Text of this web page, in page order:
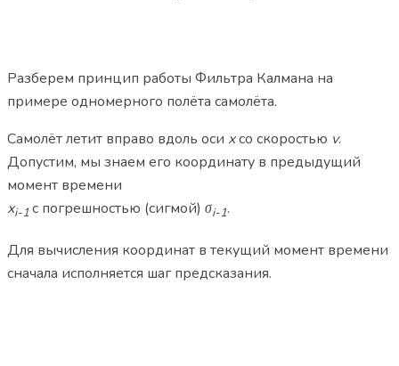
Разберем принцип работы Фильтра Калмана на
примере одномерного полёта самолёта.
Самолёт летит вправо вдоль оси xсо скоростью v.
Допустим, мы знаем его координату в предыдущий
момент времени
xi-1 c погрешностью (сигмой) σi-1.
Для вычисления координат в текущий момент времени
сначала исполняется шаг предсказания.